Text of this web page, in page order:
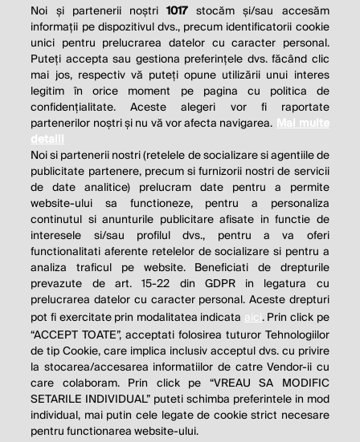
Noi și partenerii noștri1017 stocăm și/sau accesăm
informații pe dispozitivul dvs., precum identificatorii cookie
unici pentru prelucrarea datelor cu caracter personal.
Puteți accepta sau gestiona preferințele dvs. făcând clic
mai jos, respectiv vă puteți opune utilizării unui interes
legitim în orice moment pe pagina cu politica de
confidențialitate. Aceste alegeri vor fi raportate
partenerilor noștri și nu vă vor afecta navigarea. Mai multe
detalii
Noi si partenerii nostri (retelele de socializare si agentiile de
publicitate partenere, precum si furnizorii nostri de servicii
de date analitice) prelucram date pentru a permite
website-ului sa functioneze, pentru a personaliza
continutul si anunturile publicitare afisate in functie de
interesele si/sau profilul dvs., pentru a va oferi
functionalitati aferente retelelor de socializare si pentru a
analiza traficul pe website. Beneficiati de drepturile
prevazute de art. 15-22 din GDPR in legatura cu
prelucrarea datelor cu caracter personal. Aceste drepturi
pot fi exercitate prin modalitatea indicata aici. Prin click pe
“ACCEPT TOATE”, acceptati folosirea tuturor Tehnologiilor
de tip Cookie, care implica inclusiv acceptul dvs. cu privire
la stocarea/accesarea informatiilor de catre Vendor-ii cu
care colaboram. Prin click pe “VREAU SA MODIFIC
SETARILE INDIVIDUAL” puteti schimba preferintele in mod
individual, mai putin cele legate de cookie strict necesare
pentru functionarea website-ului.